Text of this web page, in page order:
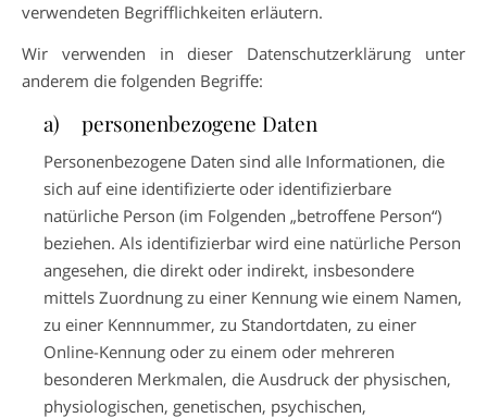
verwendeten Begrifflichkeiten erläutern.
Wir verwenden in dieser Datenschutzerklärung unter
anderem die folgenden Begriffe:
a) personenbezogene Daten
Personenbezogene Daten sind alle Informationen, die
sich auf eine identifizierte oder identifizierbare
natürliche Person (im Folgenden „betroffene Person“)
beziehen. Als identifizierbar wird eine natürliche Person
angesehen, die direkt oder indirekt, insbesondere
mittels Zuordnung zu einer Kennung wie einem Namen,
zu einer Kennnummer, zu Standortdaten, zu einer
Online-Kennung oder zu einem oder mehreren
besonderen Merkmalen, die Ausdruck der physischen,
physiologischen, genetischen, psychischen,